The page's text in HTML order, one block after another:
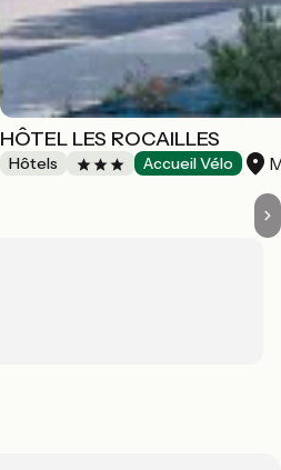
HÔTEL LES ROCAILLES
Hôtels Accueil Vélo